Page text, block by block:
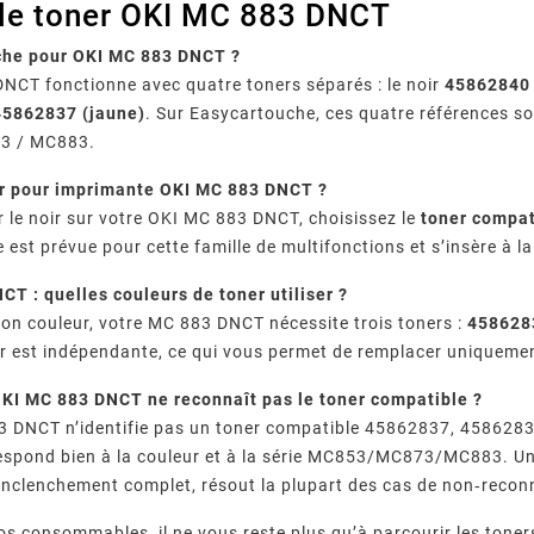
toner OKI MC 883 DNCT
pour OKI MC 883 DNCT ?
fonctionne avec quatre toners séparés : le noir45862840
(jaune). Sur Easycartouche, ces quatre références
/ MC883.
pour imprimante OKI MC 883 DNCT ?
le noir sur votre OKI MC 883 DNCT, choisissez letoner
est prévue pour cette famille de multifonctions et s’insère à
: quelles couleurs de toner utiliser ?
couleur, votre MC 883 DNCT nécessite trois toners :
est indépendante, ce qui vous permet de remplacer
MC 883 DNCT ne reconnaît pas le toner compatible ?
DNCT n’identifie pas un toner compatible 45862837,
bien à la couleur et à la série MC853/MC873/MC883.
complet, résout la plupart des cas de